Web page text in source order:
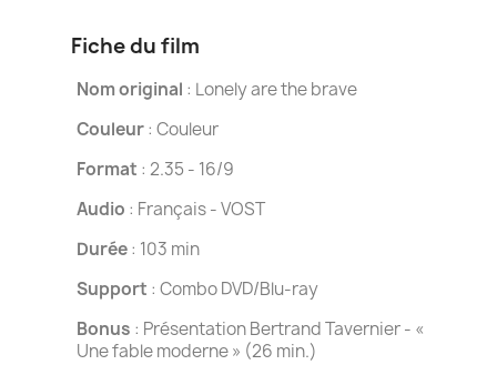
Fiche du film
Nom original : Lonely are the brave
Couleur: Couleur
Format : 2.35 - 16/9
Audio : Français - VOST
Durée: 103 min
Support : Combo DVD/Blu-ray
Bonus : Présentation Bertrand Tavernier - «
Une fable moderne » (26 min.)